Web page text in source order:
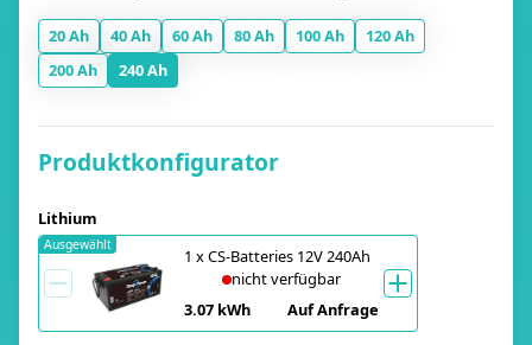
20 Ah 40 Ah 60 Ah 80 Ah 100 Ah
120 Ah
200 Ah
240 Ah
Produktkonfigurator
Lithium
1 xCS-Batteries 12V 240Ah
nicht verfügbar
3.07 kWh
Auf Anfrage
Ausgewählt